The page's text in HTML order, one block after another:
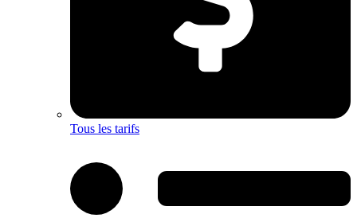
Tous les tarifs